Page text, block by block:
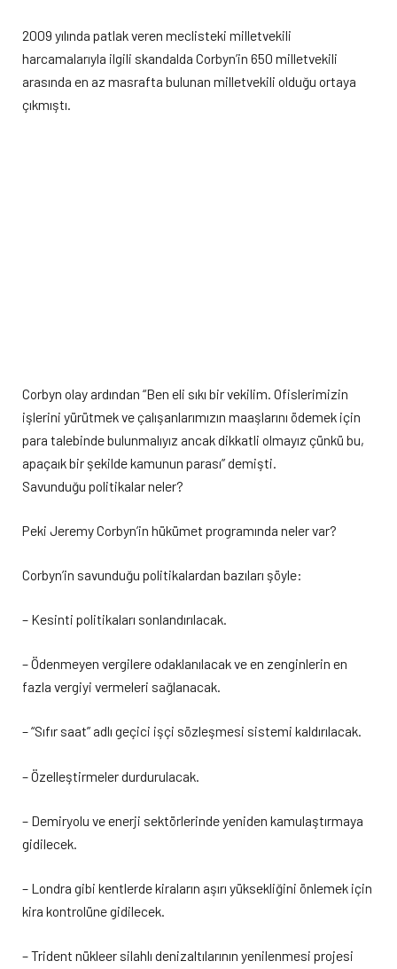
2009 yılında patlak veren meclisteki milletvekili
harcamalarıyla ilgili skandalda Corbyn’in 650 milletvekili
arasında en az masrafta bulunan milletvekili olduğu ortaya
çıkmıştı.
Corbyn olay ardından “Ben eli sıkı bir vekilim. Ofislerimizin
işlerini yürütmek ve çalışanlarımızın maaşlarını ödemek için
para talebinde bulunmalıyız ancak dikkatli olmayız çünkü bu,
apaçaık bir şekilde kamunun parası” demişti.
Savunduğu politikalar neler?
Peki Jeremy Corbyn’in hükümet programında neler var?
Corbyn’in savunduğu politikalardan bazıları şöyle:
– Kesinti politikaları sonlandırılacak.
– Ödenmeyen vergilere odaklanılacak ve en zenginlerin en
fazla vergiyi vermeleri sağlanacak.
– “Sıfır saat” adlı geçici işçi sözleşmesi sistemi kaldırılacak.
– Özelleştirmeler durdurulacak.
– Demiryolu ve enerji sektörlerinde yeniden kamulaştırmaya
gidilecek.
– Londra gibi kentlerde kiraların aşırı yüksekliğini önlemek için
kira kontrolüne gidilecek.
– Trident nükleer silahlı denizaltılarının yenilenmesi projesi